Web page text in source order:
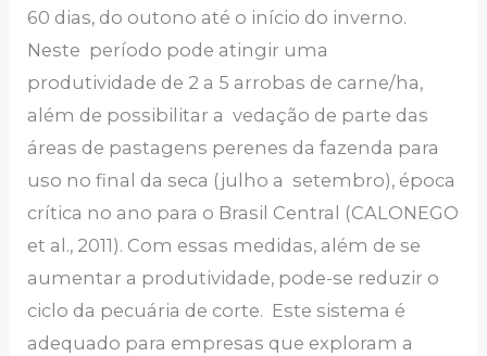
60 dias, do outono até o início do inverno.
Neste período pode atingir uma
produtividade de 2 a 5 arrobas de carne/ha,
além de possibilitar a vedação de parte das
áreas de pastagens perenes da fazenda para
uso no final da seca (julho a setembro), época
crítica no ano para o Brasil Central (CALONEGO
et al., 2011). Com essas medidas, além de se
aumentar a produtividade, pode-se reduzir o
ciclo da pecuária de corte. Este sistema é
adequado para empresas que exploram a